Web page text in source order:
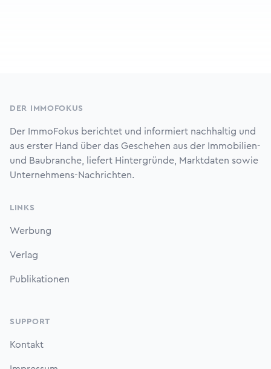
DER IMMOFOKUS
Der ImmoFokus berichtet und informiert nachhaltig und
aus erster Hand über das Geschehen aus der Immobilien-
und Baubranche, liefert Hintergründe, Marktdaten sowie
Unternehmens-Nachrichten.
LINKS
Werbung
Verlag
Publikationen
SUPPORT
Kontakt